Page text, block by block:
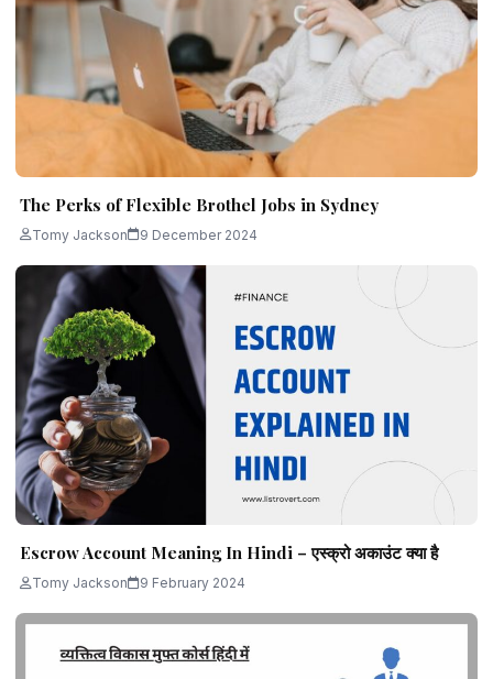
The Perks of Flexible Brothel Jobs in Sydney
Tomy Jackson 9 December 2024
Escrow Account Meaning In Hindi – एस्क्रो अकाउंट क्या है
Tomy Jackson 9 February 2024